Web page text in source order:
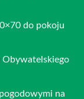
do pokoju
Obywatelskiego
na